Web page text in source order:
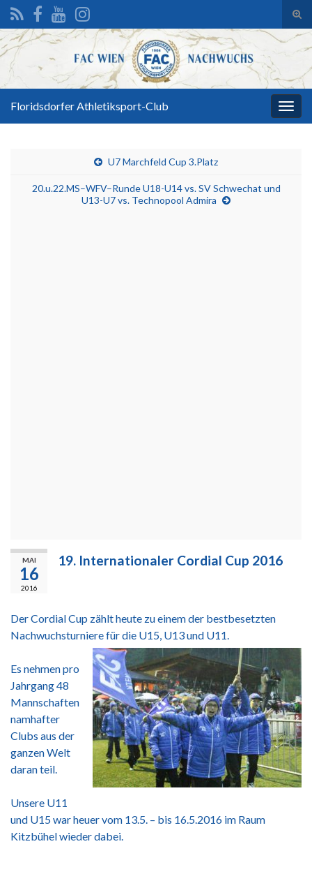
Search for:
Floridsdorfer Athletiksport-Club
U7 Marchfeld Cup 3.Platz
20.u.22.MS–WFV–Runde U18-U14 vs. SV Schwechat und
U13-U7 vs. Technopool Admira
MAI
16
2016
19. Internationaler Cordial Cup 2016
Der Cordial Cup zählt heute zu einem der bestbesetzten
Nachwuchsturniere für die U15, U13 und U11.
Es nehmen pro
Jahrgang 48
Mannschaften
namhafter
Clubs aus der
ganzen Welt
daran teil.
Unsere U11
und U15 war heuer vom 13.5. – bis 16.5.2016 im Raum
Kitzbühel wieder dabei.